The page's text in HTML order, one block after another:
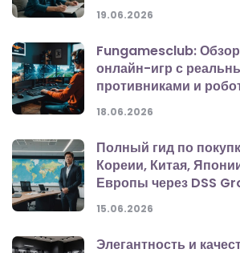
19.06.2026
Fungamesclub:
онлайн-игр с
противниками и
18.06.2026
Полный гид по
Кореии, Китая,
Европы через DSS
15.06.2026
Элегантность и